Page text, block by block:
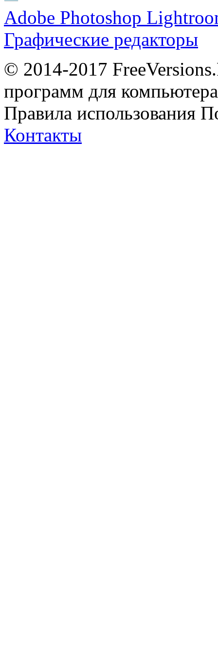
Adobe Photoshop
Графические редакторы
© 2014-2017
программ для
Правила использования
Контакты